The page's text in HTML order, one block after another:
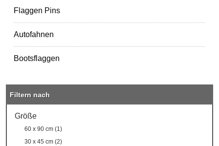
Flaggen Pins
Autofahnen
Bootsflaggen
Filtern nach
Größe
60 x 90 cm (1)
30 x 45 cm (2)